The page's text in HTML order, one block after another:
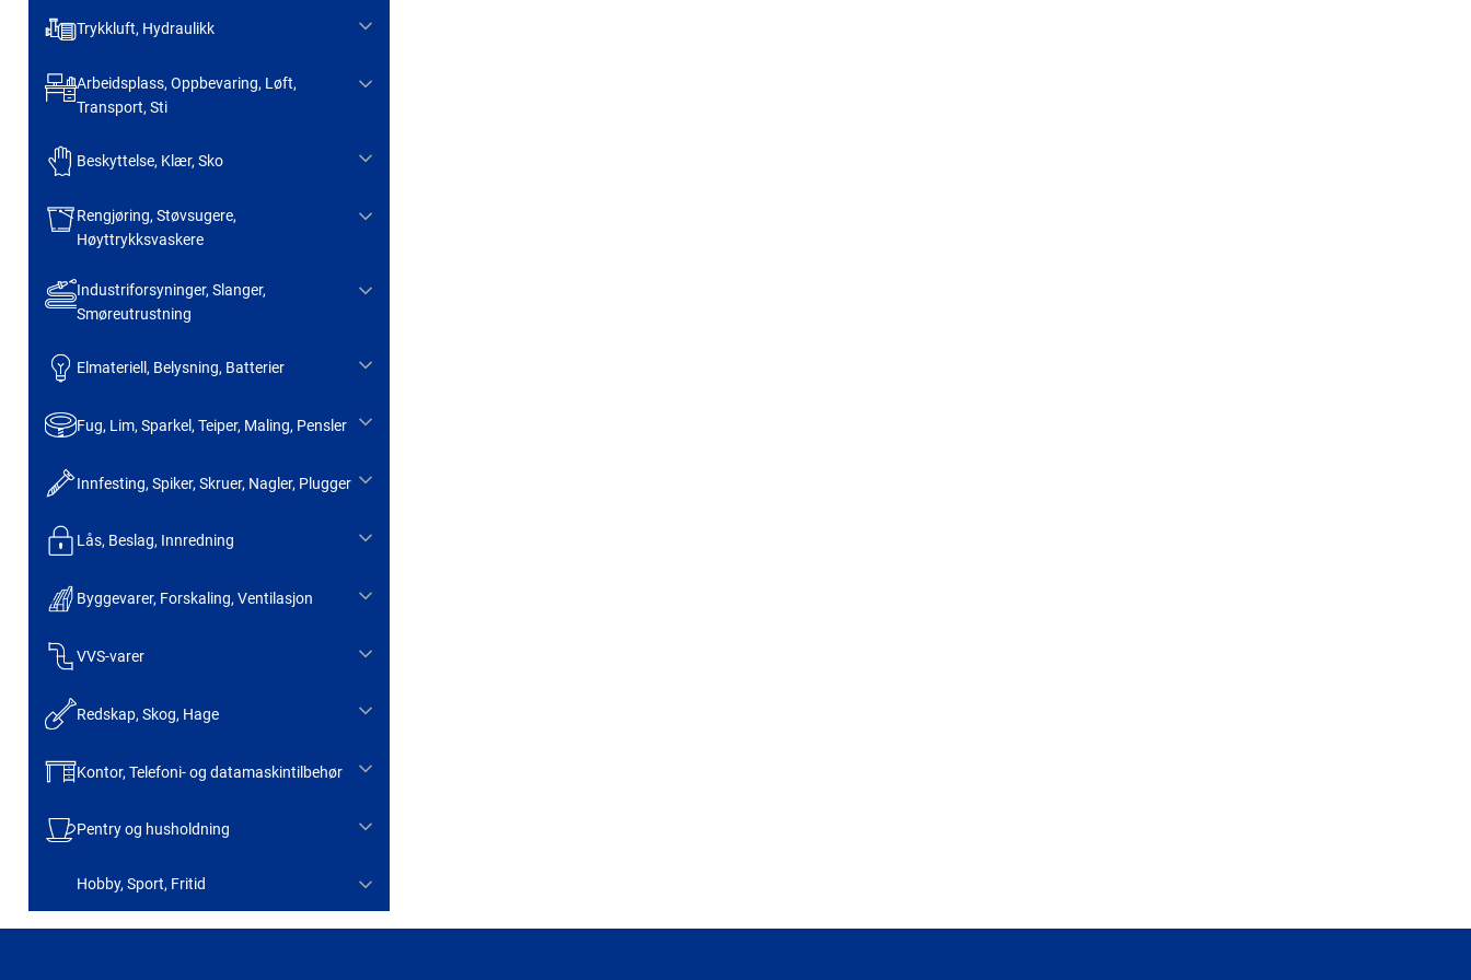
Trykkluft, Hydraulikk
Arbeidsplass, Oppbevaring, Løft,
Transport, Sti
Beskyttelse, Klær, Sko
Rengjøring, Støvsugere,
Høyttrykksvaskere
Industriforsyninger, Slanger,
Smøreutrustning
Elmateriell, Belysning, Batterier
Fug, Lim, Sparkel, Teiper, Maling, Pensler
Innfesting, Spiker, Skruer, Nagler, Plugger
Lås, Beslag, Innredning
Byggevarer, Forskaling, Ventilasjon
VVS-varer
Redskap, Skog, Hage
Kontor, Telefoni- og datamaskintilbehør
Pentry og husholdning
Hobby, Sport, Fritid